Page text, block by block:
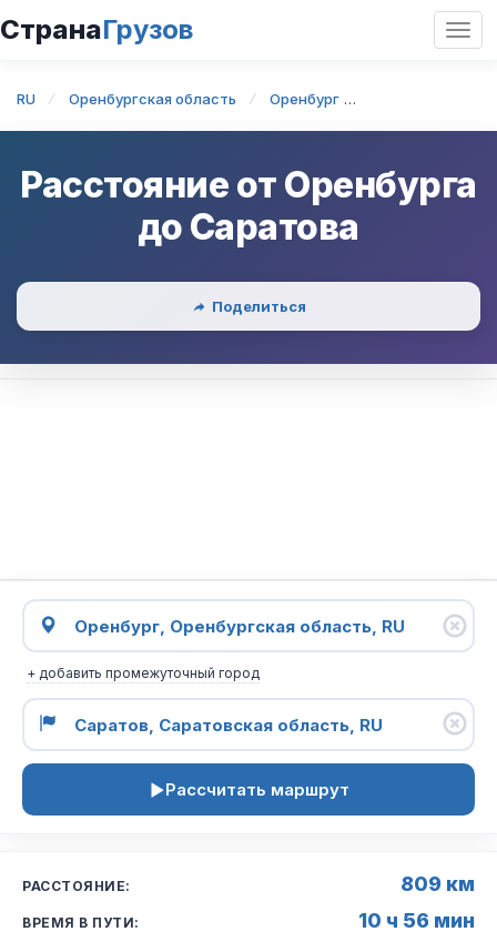
СтранаГрузов
RU Оренбургская область Оренбург
Расстояние от Оренбурга
до Саратова
Поделиться
+ добавить промежуточный город
Рассчитать маршрут
РАССТОЯНИЕ: 809 км
ВРЕМЯ В ПУТИ: 10 ч 56 мин